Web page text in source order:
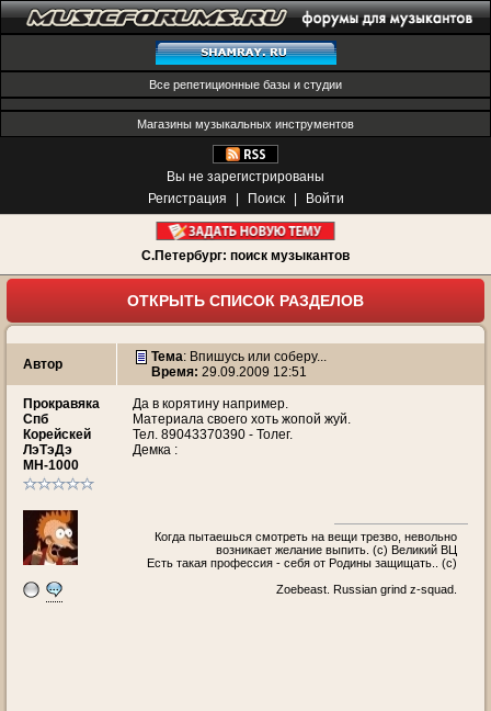
Все репетиционные базы и студии
Магазины музыкальных инструментов
Вы не зарегистрированы
Регистрация
Поиск Войти
С.Петербург: поиск музыкантов
ОТКРЫТЬ СПИСОК РАЗДЕЛОВ
Автор Тема: Впишусь или соберу...
Время: 29.09.2009 12:51
Прокравяка
Спб
Корейскей
ЛэТэДэ
МН-1000
Да в корятину например.
Материала своего хоть жопой жуй.
Тел. 89043370390 - Толег.
Демка :
Когда пытаешься смотреть на вещи трезво, невольно
возникает желание выпить. (с) Великий ВЦ
Есть такая профессия - себя от Родины защищать.. (c)
Zoebeast. Russian grind z-squad.